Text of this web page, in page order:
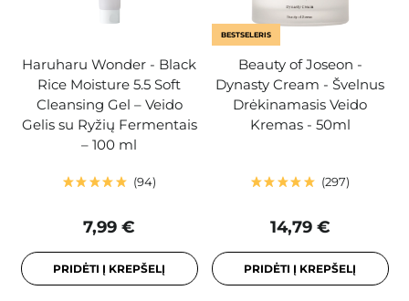
Haruharu Wonder - Black
Rice Moisture 5.5 Soft
Cleansing Gel – Veido
Gelis su Ryžių Fermentais
– 100 ml
94
7,99 €
PRIDĖTI Į KREPŠELĮ
BESTSELERIS
Beauty of Joseon -
Dynasty Cream - Švelnus
Drėkinamasis Veido
Kremas - 50ml
297
14,79 €
PRIDĖTI Į KREPŠELĮ